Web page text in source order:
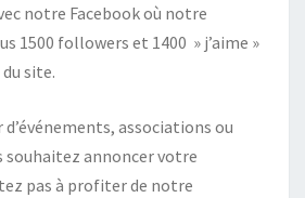
notre Facebook où notre
1500 followers et 1400 » j’aime »
site.
associations ou
souhaitez annoncer votre
pas à profiter de notre